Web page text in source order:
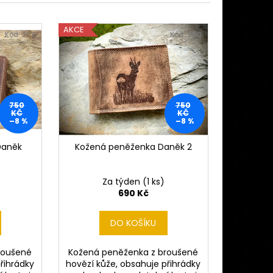
750
KČ
–8 %
Kód:202 AKCE
750
KČ
–8 %
Kožená peněženka Daněk 2
Za týden (1 ks)
690 Kč
DO KOŠÍKU
Kožená peněženka z broušené
hovězí kůže, obsahuje přihrádky
Kód:990
(CIBULE) ČESKÝ LEV II